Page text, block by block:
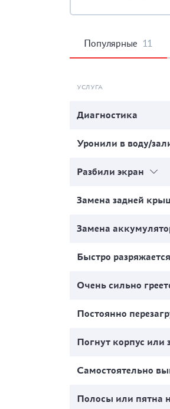
Популярные 11
УСЛУГА
Диагностика
Уронили в воду/
Разбили экран
Замена задней
Замена
Быстро разряжается
Очень сильно
Постоянно
Погнут корпус или
Самостоятельно
Полосы или пятна